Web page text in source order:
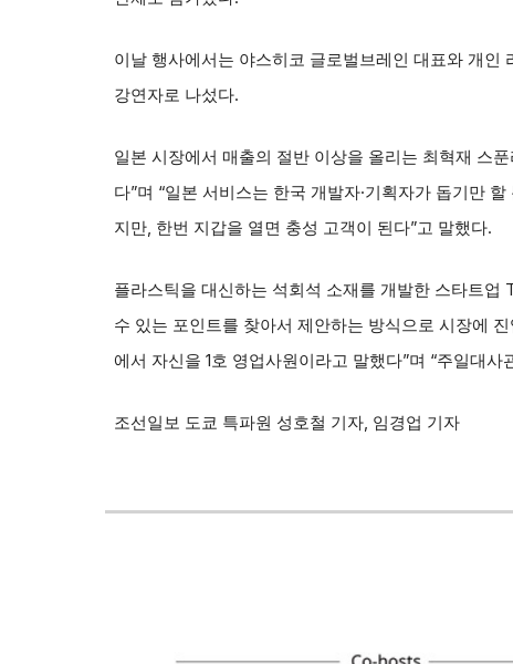
이날 행사에서는 야스히코 글로벌브레인 대표와 개
강연자로 나섰다.
일본 시장에서 매출의 절반 이상을 올리는 최혁재 스
다”며 “일본 서비스는 한국 개발자·기획자가 돕기만
지만, 한번 지갑을 열면 충성 고객이 된다”고 말했다.
플라스틱을 대신하는 석회석 소재를 개발한 스타트
수 있는 포인트를 찾아서 제안하는 방식으로 시장에
에서 자신을 1호 영업사원이라고 말했다”며 “주일대
조선일보 도쿄 특파원 성호철 기자, 임경업 기자